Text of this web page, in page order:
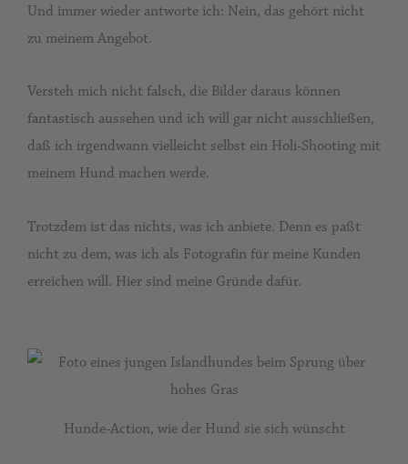
Und immer wieder antworte ich: Nein, das gehört nicht
zu meinem Angebot.
Versteh mich nicht falsch, die Bilder daraus können
fantastisch aussehen und ich will gar nicht ausschließen,
daß ich irgendwann vielleicht selbst ein Holi-Shooting mit
meinem Hund machen werde.
Trotzdem ist das nichts, was ich anbiete. Denn es paßt
nicht zu dem, was ich als Fotografin für meine Kunden
erreichen will. Hier sind meine Gründe dafür.
Hunde-Action, wie der Hund sie sich wünscht